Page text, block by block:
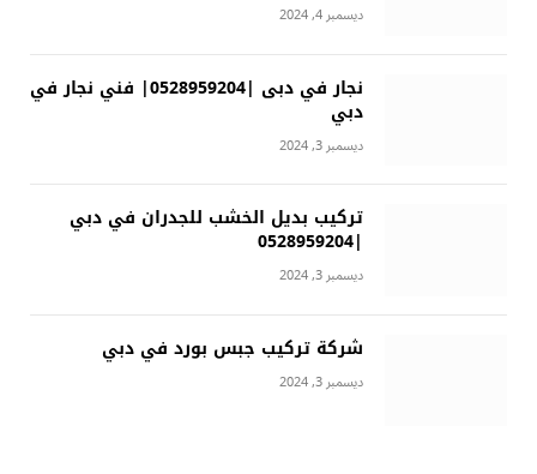
ديسمبر 4, 2024
نجار في دبى |0528959204| فني نجار في
دبي
ديسمبر 3, 2024
تركيب بديل الخشب للجدران في دبي
|0528959204
ديسمبر 3, 2024
شركة تركيب جبس بورد في دبي
ديسمبر 3, 2024